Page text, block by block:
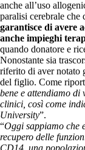
anche all’uso
paralisi cerebrale che
garantisce di avere
anche impieghi
quando donatore e
Nonostante sia
riferito di aver notato
del figlio. Come
bene e attendiamo di
clinici, così come
University”.
“Oggi sappiamo che
recupero delle
CD14, una